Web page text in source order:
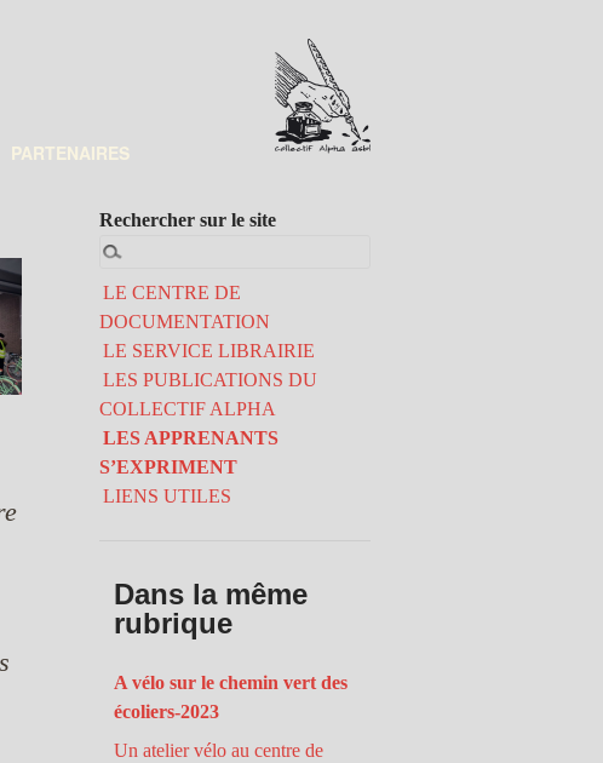
PARTENAIRES
LE CENTRE DE
DOCUMENTATION
LE SERVICE LIBRAIRIE
LES PUBLICATIONS DU
COLLECTIF ALPHA
LES APPRENANTS
S’EXPRIMENT
LIENS UTILES
Rechercher sur le site
Dans la même
rubrique
A vélo sur le chemin vert des
écoliers-2023
Un atelier vélo au centre de